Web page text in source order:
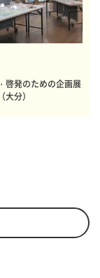
啓発のための企画展
分）